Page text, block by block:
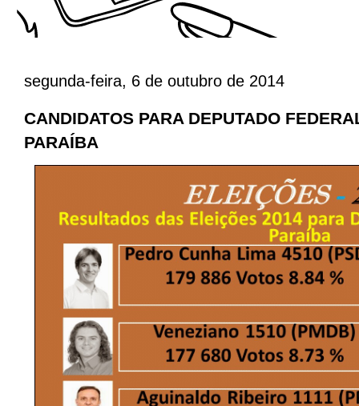
segunda-feira, 6 de outubro de 2014
CANDIDATOS PARA DEPUTADO
PARAÍBA